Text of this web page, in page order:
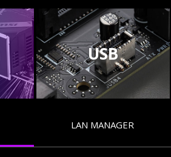
USB
LAN MANAGER